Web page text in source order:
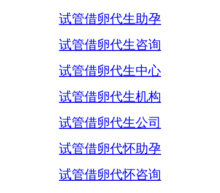
试管借卵代生助孕
试管借卵代生咨询
试管借卵代生中心
试管借卵代生机构
试管借卵代生公司
试管借卵代怀助孕
试管借卵代怀咨询